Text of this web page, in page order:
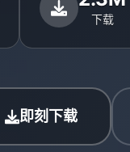
下载
即刻下载